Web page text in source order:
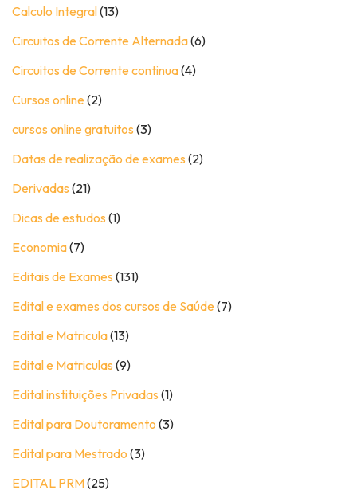
Calculo Integral(13)
Circuitos de Corrente Alternada(6)
Circuitos de Corrente continua(4)
Cursos online (2)
cursos online gratuitos (3)
Datas de realização de exames (2)
Derivadas (21)
Dicas de estudos (1)
Economia(7)
Editais de Exames (131)
Edital e exames dos cursos de Saúde (7)
Edital e Matricula(13)
Edital e Matriculas (9)
Edital instituições Privadas (1)
Edital para Doutoramento (3)
Edital para Mestrado (3)
EDITAL PRM(25)